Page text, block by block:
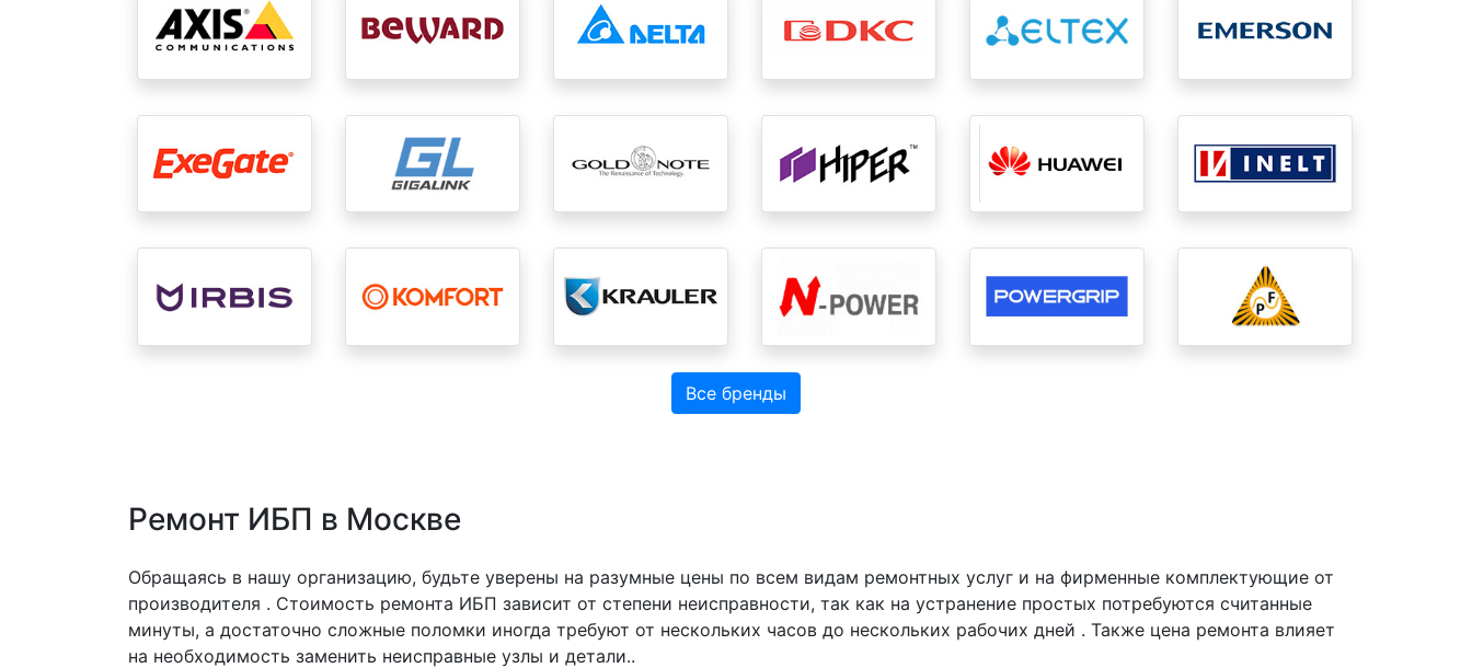
Все бренды
Ремонт ИБП в Москве
Обращаясь в нашу организацию, будьте уверены на разумные цены по всем видам ремонтных услуг и на фирменные комплектующие от
производителя . Стоимость ремонта ИБП зависит от степени неисправности, так как на устранение простых потребуются считанные
минуты, а достаточно сложные поломки иногда требуют от нескольких часов до нескольких рабочих дней . Также цена ремонта влияет
на необходимость заменить неисправные узлы и детали..